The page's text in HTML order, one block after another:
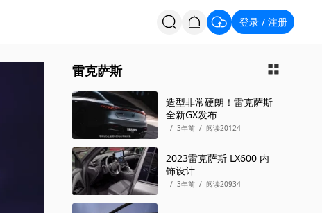
登录 / 注册
雷克萨斯
造型非常硬朗！雷克萨斯
全新GX发布
/ 3年前 / 阅读20124
2023雷克萨斯 LX600 内
饰设计
/ 3年前 / 阅读20934